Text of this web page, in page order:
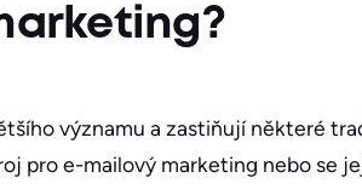
významu a zastiňují některé
pro e-mailový marketing nebo se